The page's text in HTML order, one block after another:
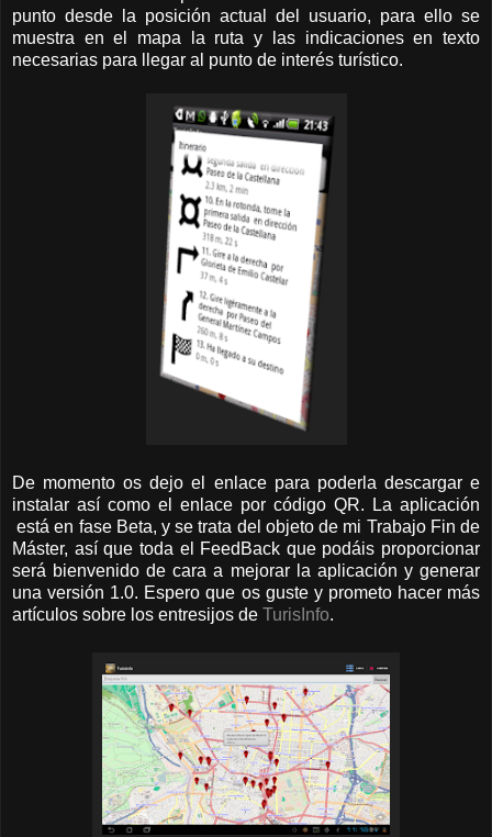
punto desde la posición actual del usuario, para ello se
muestra en el mapa la ruta y las indicaciones en texto
necesarias para llegar al punto de interés turístico.
De momento os dejo el enlace para poderla descargar e
instalar así como el enlace por código QR. La aplicación
está en fase Beta, y se trata del objeto de mi Trabajo Fin de
Máster, así que toda el FeedBack que podáis proporcionar
será bienvenido de cara a mejorar la aplicación y generar
una versión 1.0. Espero que os guste y prometo hacer más
artículos sobre los entresijos de TurisInfo.